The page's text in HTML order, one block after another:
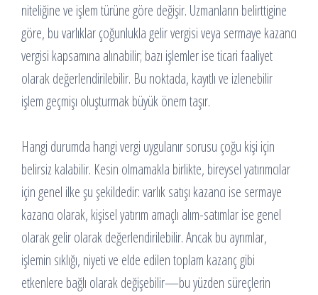
niteliğine ve işlem türüne göre değişir. Uzmanların belirttigine
göre, bu varlıklar çoğunlukla gelir vergisi veya sermaye kazancı
vergisi kapsamına alınabilir; bazı işlemler ise ticari faaliyet
olarak değerlendirilebilir. Bu noktada, kayıtlı ve izlenebilir
işlem geçmişı oluşturmak büyük önem taşır.
Hangi durumda hangi vergi uygulanır sorusu çoğu kişi için
belirsiz kalabilir. Kesin olmamakla birlikte, bireysel yatırımcılar
için genel ilke şu şekildedir: varlık satışı kazancı ise sermaye
kazancı olarak, kişisel yatırım amaçlı alım-satımlar ise genel
olarak gelir olarak değerlendirilebilir. Ancak bu ayrımlar,
işlemin sıklığı, niyeti ve elde edilen toplam kazanç gibi
etkenlere bağlı olarak değişebilir—bu yüzden süreçlerin